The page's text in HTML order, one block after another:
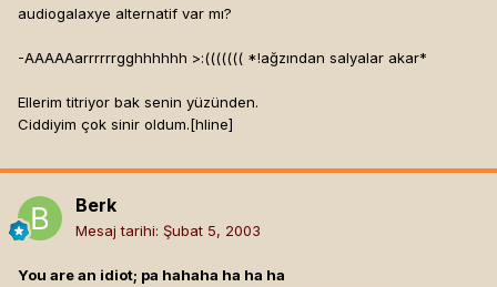
audiogalaxye alternatif var mı?
-AAAAAarrrrrrgghhhhhh >:((((((( *!ağzından salyalar akar*
Ellerim titriyor bak senin yüzünden.
Ciddiyim çok sinir oldum.[hline]
Berk
Mesaj tarihi: Şubat 5, 2003
You are an idiot; pa hahaha ha ha ha